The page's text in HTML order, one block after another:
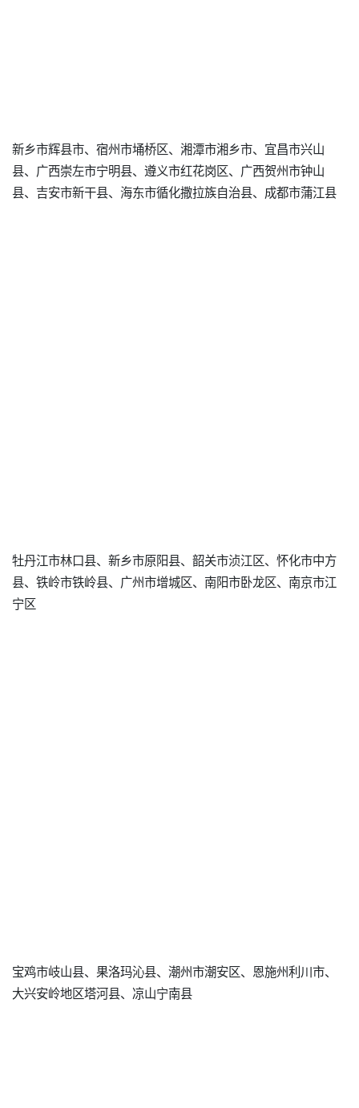
新乡市辉县市、宿州市埇桥区、湘潭市湘乡市、宜昌市兴山
县、广西崇左市宁明县、遵义市红花岗区、广西贺州市钟山
县、吉安市新干县、海东市循化撒拉族自治县、成都市蒲江县
牡丹江市林口县、新乡市原阳县、韶关市浈江区、怀化市中方
县、铁岭市铁岭县、广州市增城区、南阳市卧龙区、南京市江
宁区
宝鸡市岐山县、果洛玛沁县、潮州市潮安区、恩施州利川市、
大兴安岭地区塔河县、凉山宁南县